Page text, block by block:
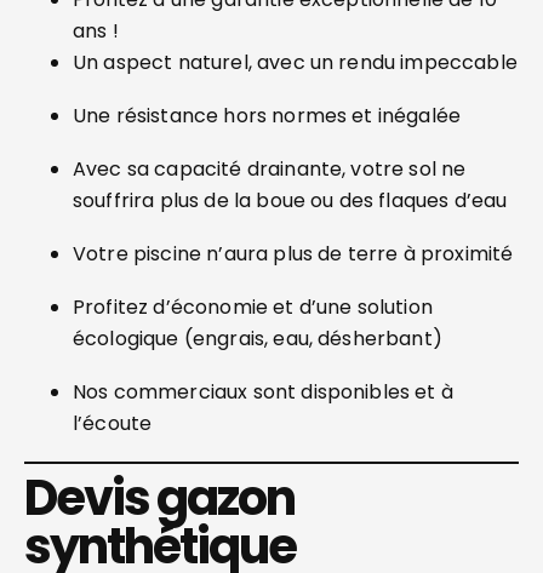
ans !
Un aspect naturel, avec un rendu impeccable
Une résistance hors normes et inégalée
Avec sa capacité drainante, votre sol ne
souffrira plus de la boue ou des flaques d’eau
Votre piscine n’aura plus de terre à proximité
Profitez d’économie et d’une solution
écologique (engrais, eau, désherbant)
Nos commerciaux sont disponibles et à
l’écoute
Devis gazon
synthétique